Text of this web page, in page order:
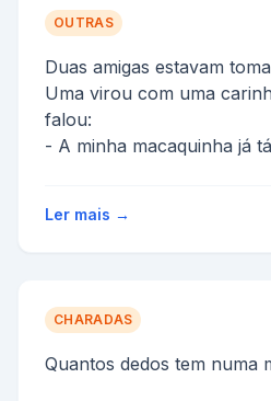
OUTRAS
Duas amigas estavam
Uma virou com uma
falou:
- A minha macaquinha já
Ler mais →
CHARADAS
Quantos dedos tem numa